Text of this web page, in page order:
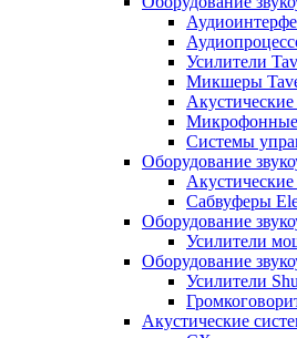
Усилители
Микшеры
Микрофонные
Системы
Оборудование
Сабвуферы
Оборудование
Усилители
Оборудование
Усилители
Акустические